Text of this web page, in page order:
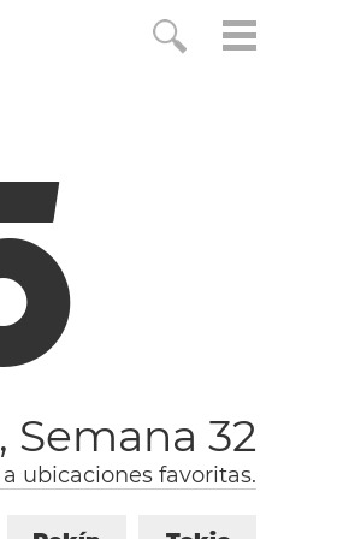
Semana 32
ubicaciones favoritas.